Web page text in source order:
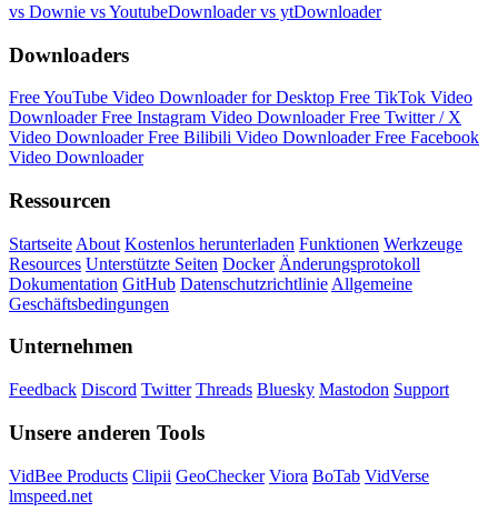
vs Downie vs YoutubeDownloadervs ytDownloader
Downloaders
Free YouTube Video Downloader for Desktop Free TikTok Video
DownloaderFree Instagram Video DownloaderFree Twitter / X
Video DownloaderFree Bilibili Video DownloaderFree Facebook
Video Downloader
Ressourcen
Startseite About Kostenlos herunterladen Funktionen Werkzeuge
Resources Unterstützte Seiten Docker Änderungsprotokoll
Dokumentation GitHub Datenschutzrichtlinie Allgemeine
Geschäftsbedingungen
Unternehmen
Feedback Discord Twitter Threads Bluesky Mastodon Support
Unsere anderen Tools
VidBee Products Clipii GeoChecker Viora BoTab VidVerse
lmspeed.net